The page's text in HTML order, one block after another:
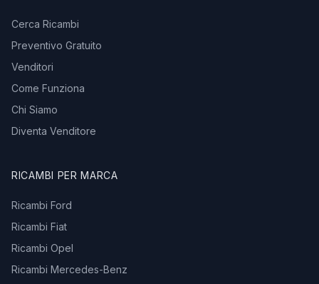
Cerca Ricambi
Preventivo Gratuito
Venditori
Come Funziona
Chi Siamo
Diventa Venditore
RICAMBI PER MARCA
Ricambi Ford
Ricambi Fiat
Ricambi Opel
Ricambi Mercedes-Benz